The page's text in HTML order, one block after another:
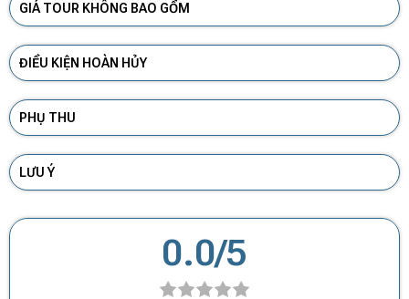
GIÁ TOUR KHÔNG BAO GỒM
ĐIỀU KIỆN HOÀN HỦY
PHỤ THU
LƯU Ý
0.0/5